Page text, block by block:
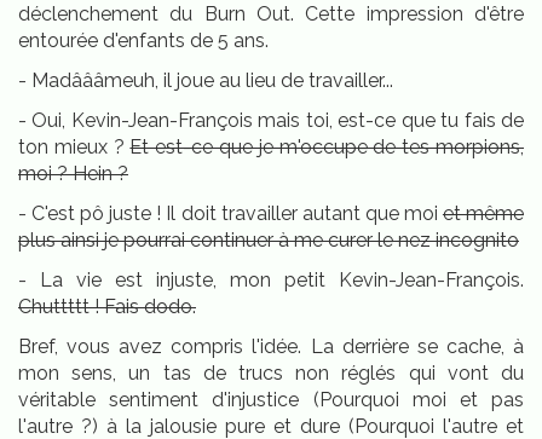
déclenchement du Burn Out. Cette impression d'être
entourée d'enfants de 5 ans.
- Madâââmeuh, il joue au lieu de travailler...
- Oui, Kevin-Jean-François mais toi, est-ce que tu fais de
ton mieux ?Et est-ce que je m'occupe de tes morpions,
moi ? Hein ?
- C'est pô juste ! Il doit travailler autant que moi et même
plus ainsi je pourrai continuer à me curer le nez incognito
- La vie est injuste, mon petit Kevin-Jean-François.
Chuttttt ! Fais dodo.
Bref, vous avez compris l'idée. La derrière se cache, à
mon sens, un tas de trucs non réglés qui vont du
véritable sentiment d'injustice (Pourquoi moi et pas
l'autre ?) à la jalousie pure et dure (Pourquoi l'autre et